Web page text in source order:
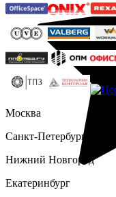
Москва
Санкт-Петербург
Нижний Новгород
Екатеринбург